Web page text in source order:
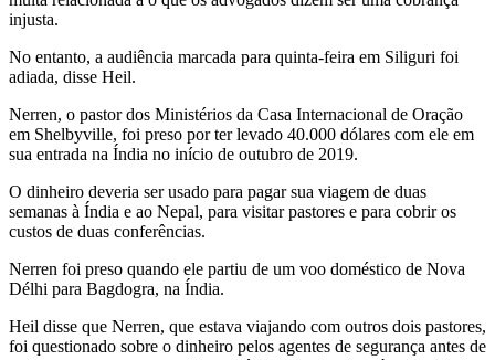
injusta.
No entanto, a audiência marcada para quinta-feira em Siliguri foi
adiada, disse Heil.
Nerren, o pastor dos Ministérios da Casa Internacional de Oração
em Shelbyville, foi preso por ter levado 40.000 dólares com ele em
sua entrada na Índia no início de outubro de 2019.
O dinheiro deveria ser usado para pagar sua viagem de duas
semanas à Índia e ao Nepal, para visitar pastores e para cobrir os
custos de duas conferências.
Nerren foi preso quando ele partiu de um voo doméstico de Nova
Délhi para Bagdogra, na Índia.
Heil disse que Nerren, que estava viajando com outros dois pastores,
foi questionado sobre o dinheiro pelos agentes de segurança antes de